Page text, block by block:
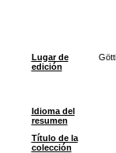
Lugar de
edición
Idioma del
resumen
Título de la
colección